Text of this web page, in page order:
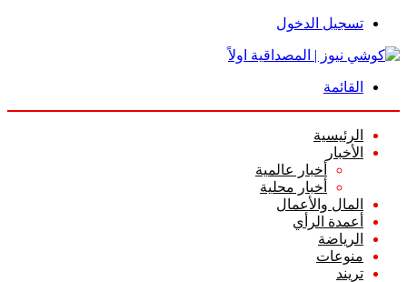
تسجيل الدخول
القائمة
الرئيسية
الأخبار
أخبار عالمية
أخبار محلية
المال والأعمال
أعمدة الرأي
الرياضة
منوعات
تريند